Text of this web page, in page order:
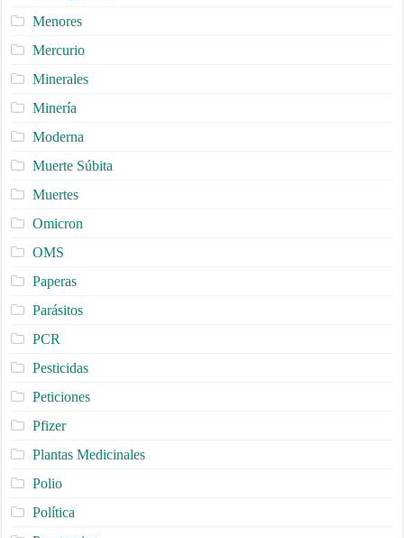
Menores
Mercurio
Minerales
Minería
Moderna
Muerte Súbita
Muertes
Omicron
OMS
Paperas
Parásitos
PCR
Pesticidas
Peticiones
Pfizer
Plantas Medicinales
Polio
Política